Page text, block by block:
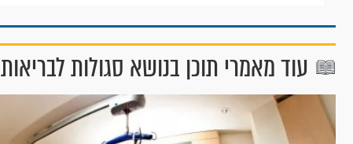
עוד מאמרי תוכן בנושא סגולות לבריאות